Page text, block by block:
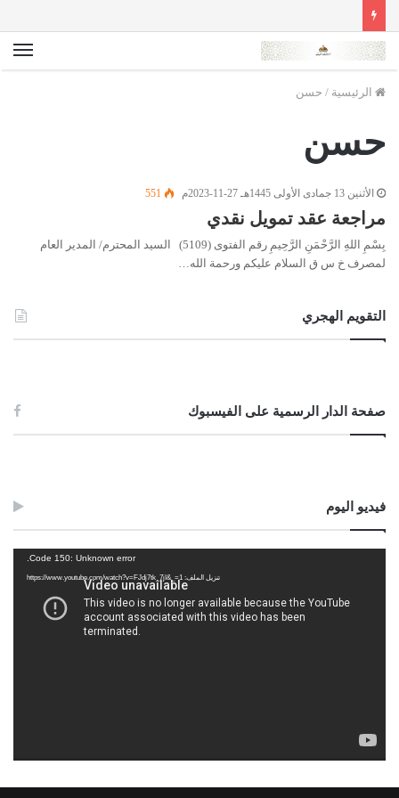
الرئيسية / حسن
حسن
الأثنين 13 جمادى الأولى 1445هـ 27-11-2023م 551
مراجعة عقد تمويل نقدي
بِسْمِ اللهِ الرَّحْمَنِ الرَّحِيمِ رقم الفتوى (5109) السيد المحترم/ المدير العام
لمصرف خ س ق السلام عليكم ورحمة الله…
التقويم الهجري
صفحة الدار الرسمية على الفيسبوك
فيديو اليوم
Code 150: Unknown error.
تنزيل الملف: https://www.youtube.com/watch?v=FJdj7tk_7jI&_=1